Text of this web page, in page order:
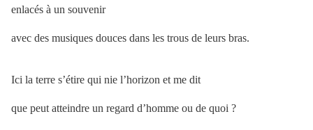
enlacés à un souvenir
avec des musiques douces dans les trous de leurs bras.
Ici la terre s’étire qui nie l’horizon et me dit
que peut atteindre un regard d’homme ou de quoi ?